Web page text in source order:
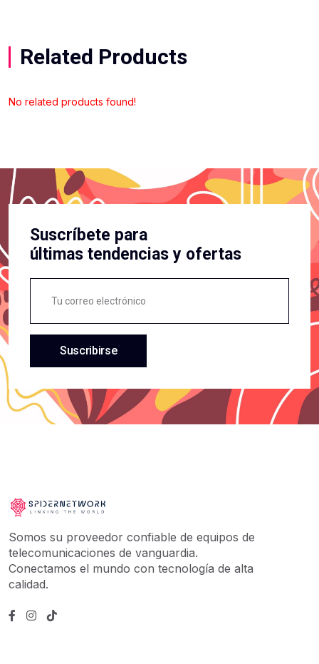
Related Products
No related products found!
Suscríbete para
últimas tendencias y ofertas
Suscribirse
Somos su proveedor confiable de equipos de
telecomunicaciones de vanguardia.
Conectamos el mundo con tecnología de alta
calidad.